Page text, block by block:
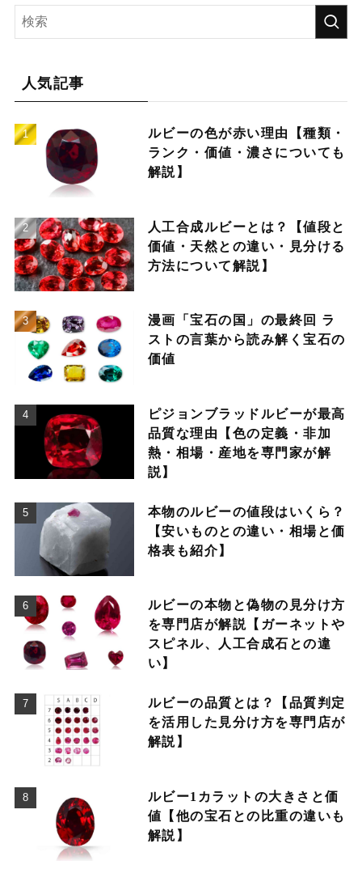
人気記事
ルビーの色が赤い理由【種類・
ランク・価値・濃さについても
解説】
人工合成ルビーとは？【値段と
価値・天然との違い・見分ける
方法について解説】
漫画「宝石の国」の最終回 ラ
ストの言葉から読み解く宝石の
価値
ピジョンブラッドルビーが最高
品質な理由【色の定義・非加
熱・相場・産地を専門家が解
説】
本物のルビーの値段はいくら？
【安いものとの違い・相場と価
格表も紹介】
ルビーの本物と偽物の見分け方
を専門店が解説【ガーネットや
スピネル、人工合成石との違
い】
ルビーの品質とは？【品質判定
を活用した見分け方を専門店が
解説】
ルビー1カラットの大きさと価
値【他の宝石との比重の違いも
解説】